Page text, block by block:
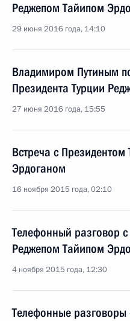
Реджепом Тайипом
29 июня 2016 года, 14:10
Владимиром Путиным
Президента Турции
27 июня 2016 года, 15:55
Встреча с
Эрдоганом
16 ноября 2015 года, 02:10
Телефонный разговор
Реджепом Тайипом
4 ноября 2015 года, 12:30
Телефонные разговоры